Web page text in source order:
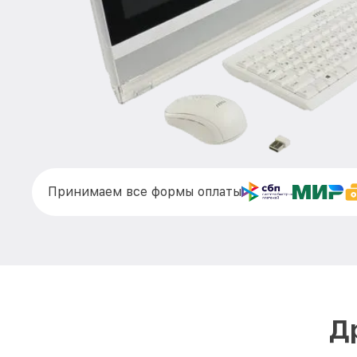
Принимаем все формы оплаты